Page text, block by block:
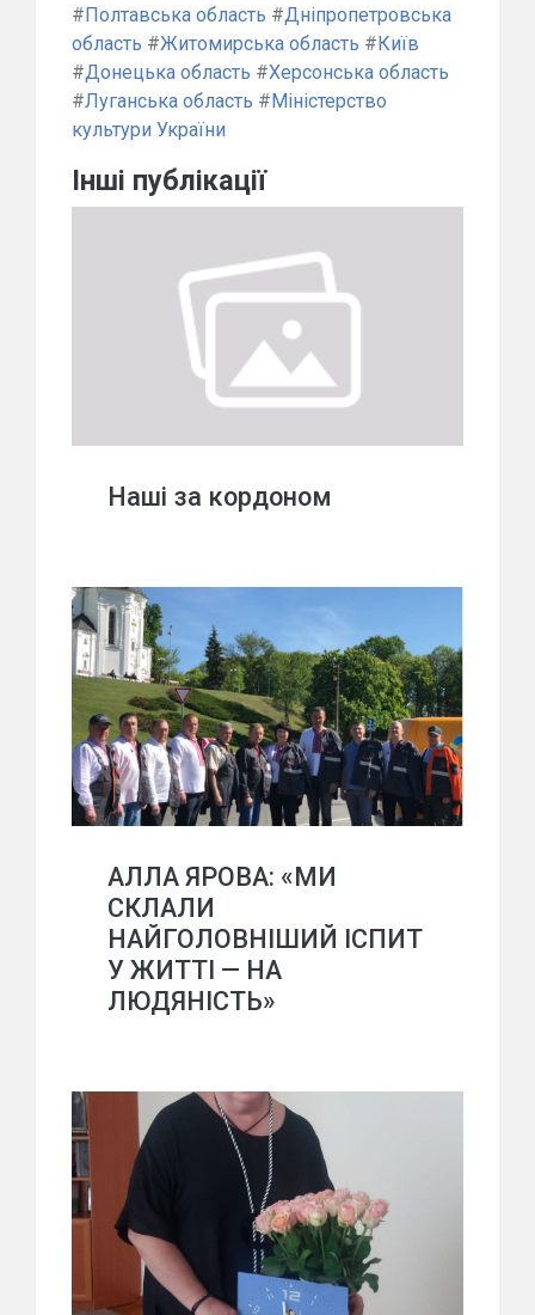
# Полтавська область #Дніпропетровська
область #Житомирська область # Київ
#Донецька область #Херсонська область
#Луганська область # Міністерство
культури України
Інші публікації
Наші за кордоном
АЛЛА ЯРОВА: «МИ
СКЛАЛИ
НАЙГОЛОВНІШИЙ ІСПИТ
У ЖИТТІ — НА
ЛЮДЯНІСТЬ»